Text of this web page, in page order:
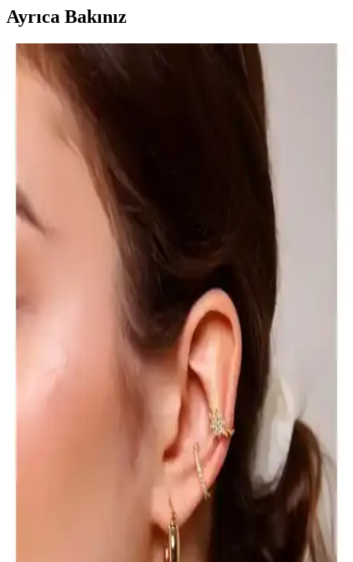
Ayrıca Bakınız
Venüs Accessory H Harfli Çelik Kolye: Şık ve
Dayanıklı Modern Takı Tasarımı
Venüs Accessory H Harfli Çelik Kolye, modern tasarımı ve
paslanmaz çelik yapısıyla şıklık ve dayanıklılığı bir arada sunar.
Günlük ve özel kullanımlar için uygun, cilt dostu ve estetik bir
Monalisa Kadın L Boy Kahverengi Tonlar 50'li
Lastik Toka Seti Şıklık ve Fonksiyonellik Bir Arada
50'li kahverengi tonlarındaki lastik toka seti, dayanıklı ve elastik
yapısıyla saçlara zarar vermeden pratik kullanım sağlar. Günlük
şıklık ve fonksiyonellik sunar.
Monalisa TUKAA İnci Mandal Toka: Şık ve Pratik
Büyük Boy Saç Aksesuarı
Monalisa TUKAA İnci Mandal Toka, renkli desenleri ve inci
detaylarıyla şık, kullanışlı ve dayanıklı büyük boy saç aksesuarıdır.
Hafif yapısı ve güçlü tutuşu sayesinde saçlarınızı kolayca
Ankaflex Uyku Göz Bandı: Rahat ve İşlevsel Uyku
Yardımcısı Özellikleri ve Kullanım İpuçları
Ankaflex Uyku Göz Bandı, ışık engelleme ve rahat tasarımıyla uyku
kalitenizi yükselten pratik bir çözüm sunar. Ayarlanabilir bant ve
yumuşak kumaşıyla seyahat ve meditasyon için idealdir.
Gösterişli ve Parlak Gözlükler: Stil ve Konfor
Arasında Denge Kurma Yöntemleri